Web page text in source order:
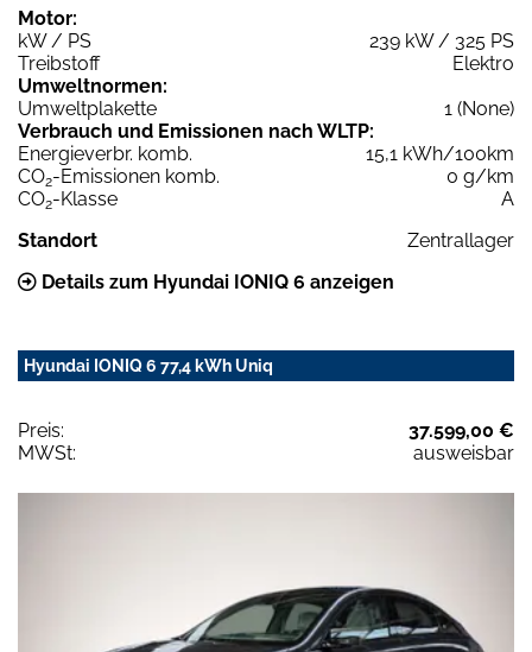
Motor:
kW / PS
239 kW / 325 PS
Treibstoff
Elektro
Umweltnormen:
Umweltplakette
1 (None)
Verbrauch und Emissionen nach WLTP:
Energieverbr. komb.
15,1 kWh/100km
CO2-Emissionen komb.
0 g/km
CO2-Klasse
A
Standort
Zentrallager
Details zum Hyundai IONIQ 6 anzeigen
Hyundai IONIQ 6 77,4 kWh Uniq
Preis:
37.599,00 €
MWSt:
ausweisbar